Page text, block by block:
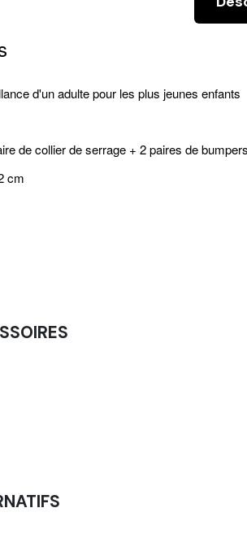
d'un adulte pour les plus jeunes enfants
de collier de serrage + 2 paires de
cm